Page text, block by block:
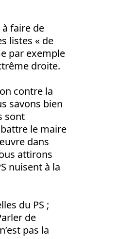
à faire de
listes « de
par exemple
droite.
contre la
savons bien
sont
le maire
dans
attirons
nuisent à la
du PS ;
de
pas la